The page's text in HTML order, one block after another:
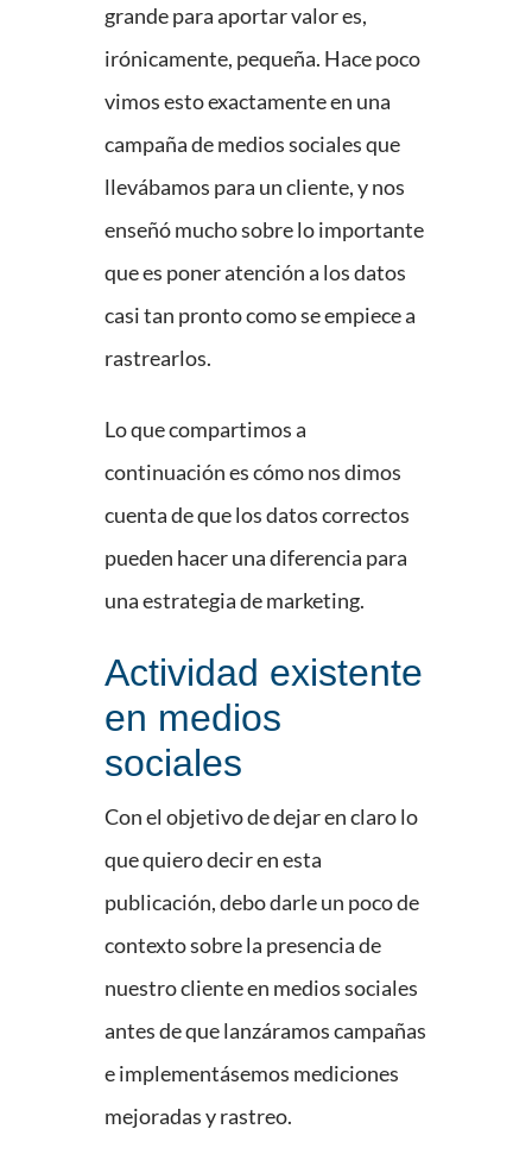
grande para aportar valor es,
irónicamente, pequeña. Hace poco
vimos esto exactamente en una
campaña de medios sociales que
llevábamos para un cliente, y nos
enseñó mucho sobre lo importante
que es poner atención a los datos
casi tan pronto como se empiece a
rastrearlos.
Lo que compartimos a
continuación es cómo nos dimos
cuenta de que los datos correctos
pueden hacer una diferencia para
una estrategia de marketing.
Actividad existente
en medios
sociales
Con el objetivo de dejar en claro lo
que quiero decir en esta
publicación, debo darle un poco de
contexto sobre la presencia de
nuestro cliente en medios sociales
antes de que lanzáramos campañas
e implementásemos mediciones
mejoradas y rastreo.